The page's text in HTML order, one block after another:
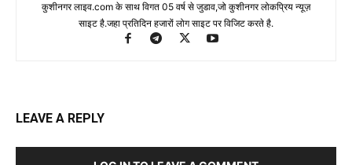
कुशीनगर लाइव.com के साथ विगत 05 वर्ष से जुडाव,जो कुशीनगर लोकप्रिय न्यूज़
साइट है.जहा प्रतिदिन हजारों लोग साइट पर विजिट करते है.
LEAVE A REPLY